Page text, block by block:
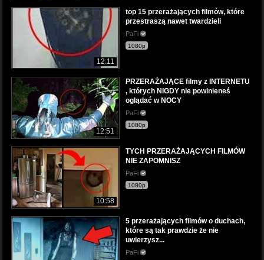
12:11
top 15 przerażających filmów, które
przestraszą nawet twardzieli
PaFi
1080p
12:51
PRZERAŻAJĄCE filmy z INTERNETU
, których NIGDY nie powinieneś
oglądać w NOCY
PaFi
1080p
10:58
TYCH PRZERAŻAJĄCYCH FILMÓW
NIE ZAPOMNISZ
PaFi
1080p
5 przerażających filmów o duchach,
które są tak prawdzie że nie
uwierzysz...
PaFi